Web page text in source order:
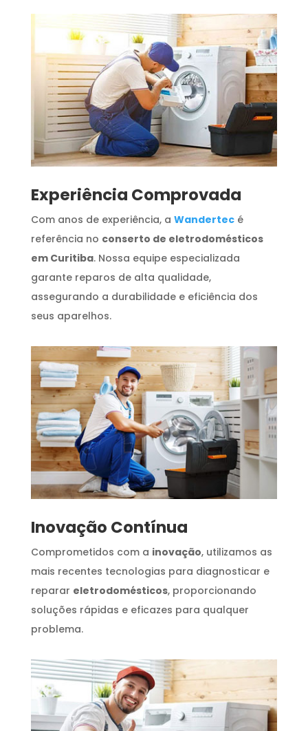
​Experiência Comprovada
Com anos de experiência, a Wandertecé
referência no conserto de eletrodomésticos
em Curitiba. Nossa equipe especializada
garante reparos de alta qualidade,
assegurando a durabilidade e eficiência dos
seus aparelhos.
Inovação Contínua
Comprometidos com a inovação, utilizamos as
mais recentes tecnologias para diagnosticar e
reparar eletrodomésticos, proporcionando
soluções rápidas e eficazes para qualquer
problema.